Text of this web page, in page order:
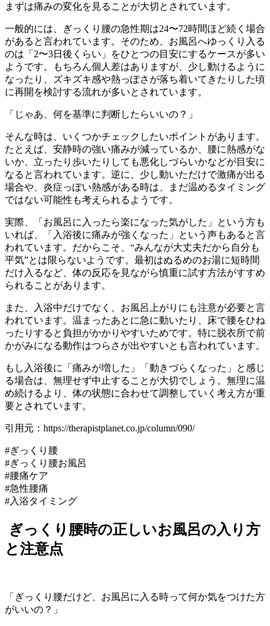
まずは痛みの変化を見ることが大切とされています。
一般的には、ぎっくり腰の急性期は24〜72時間ほど続く場合
があると言われています。そのため、お風呂へゆっくり入る
のは「2〜3日後くらい」をひとつの目安にするケースが多い
ようです。もちろん個人差はありますが、少し動けるように
なったり、ズキズキ感や熱っぽさが落ち着いてきたりした頃
に再開を検討する流れが多いとされています。
「じゃあ、何を基準に判断したらいいの？」
そんな時は、いくつかチェックしたいポイントがあります。
たとえば、安静時の強い痛みが減っているか、腰に熱感がな
いか、立ったり歩いたりしても悪化しづらいかなどが目安に
なると言われています。逆に、少し動いただけで激痛が出る
場合や、炎症っぽい熱感がある時は、まだ温めるタイミング
ではない可能性も考えられるようです。
実際、「お風呂に入ったら楽になった気がした」という方も
いれば、「入浴後に痛みが強くなった」という声もあると言
われています。だからこそ、“みんなが大丈夫だから自分も
平気”とは限らないようです。最初はぬるめのお湯に短時間
だけ入るなど、体の反応を見ながら慎重に試す方法がすすめ
られることがあります。
また、入浴中だけでなく、お風呂上がりにも注意が必要と言
われています。温まったあとに急に動いたり、床で腰をひね
ったりすると負担がかかりやすいためです。特に脱衣所で前
かがみになる動作はつらさが出やすいとも言われています。
もし入浴後に「痛みが増した」「動きづらくなった」と感じ
る場合は、無理せず中止することが大切でしょう。無理に温
め続けるより、体の状態に合わせて調整していく考え方が重
要とされています。
引用元：https://therapistplanet.co.jp/column/090/
#ぎっくり腰
#ぎっくり腰お風呂
#腰痛ケア
#急性腰痛
#入浴タイミング
ぎっくり腰時の正しいお風呂の入り方
と注意点
「ぎっくり腰だけど、お風呂に入る時って何か気をつけた方
がいいの？」